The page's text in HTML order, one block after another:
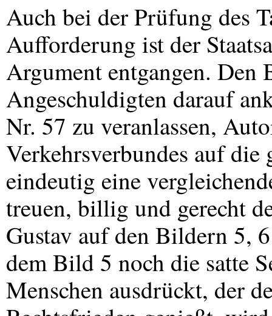
Auch bei der Prüfung des
Aufforderung ist der
Argument entgangen. Den
Angeschuldigten darauf
Nr. 57 zu veranlassen,
Verkehrsverbundes auf
eindeutig eine
treuen, billig und gerecht
Gustav auf den Bildern 5,
dem Bild 5 noch die satte
Menschen ausdrückt, der